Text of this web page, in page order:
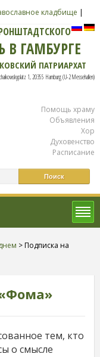
кладбище |
В ГАМБУРГЕ
ПАТРИАРХАТ
1, 20355 Hamburg (U-2 Messehallen)
Помощь храму
Объявления
Хор
Духовенство
Расписание
> Подписка на
тем, кто
о смысле